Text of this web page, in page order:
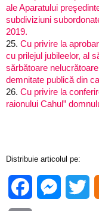
ale Aparatului
subdiviziuni
2019.
25. Cu privire la
cu prilejul jubileelor, al
sărbătoare
demnitate publică din
26. Cu privire la
raionului Cahul”
Distribuie articolul pe:
Facebook